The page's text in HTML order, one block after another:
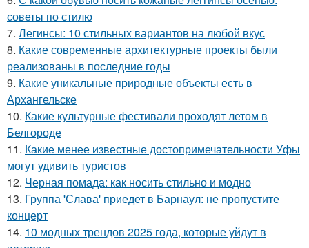
советы по стилю
7. Легинсы: 10 стильных вариантов на любой вкус
8. Какие современные архитектурные проекты были
реализованы в последние годы
9. Какие уникальные природные объекты есть в
Архангельске
10. Какие культурные фестивали проходят летом в
Белгороде
11. Какие менее известные достопримечательности Уфы
могут удивить туристов
12. Черная помада: как носить стильно и модно
13. Группа 'Слава' приедет в Барнаул: не пропустите
концерт
14. 10 модных трендов 2025 года, которые уйдут в